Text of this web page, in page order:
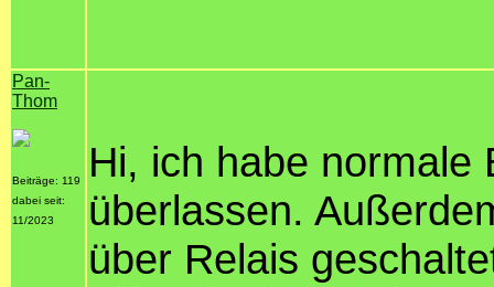
Pan-
Thom
Beiträge: 119
dabei seit:
11/2023
Hi, ich habe normale
überlassen.
über Relais